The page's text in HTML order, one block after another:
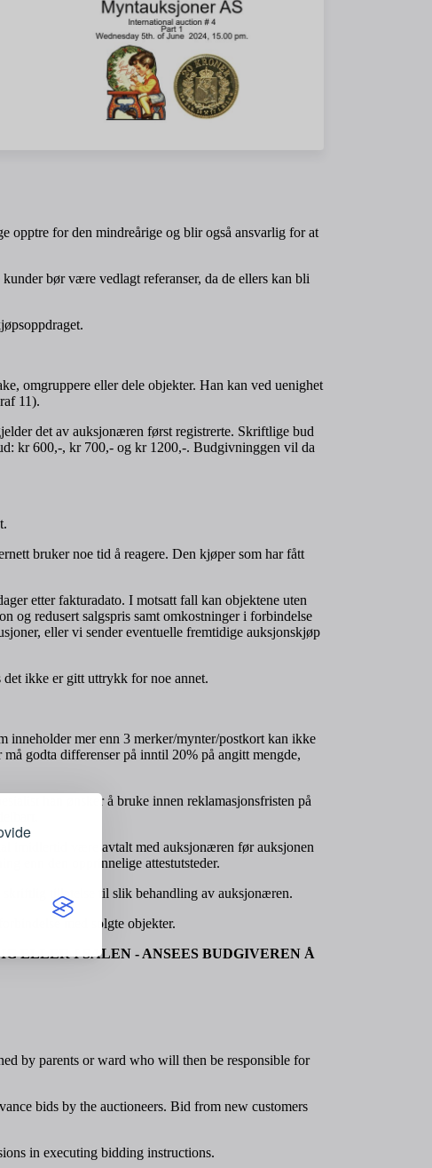
opptre for den mindreårige og blir også ansvarlig for at
bør være vedlagt referanser, da de ellers kan bli
omgruppere eller dele objekter. Han kan ved uenighet
11).
det av auksjonæren først registrerte. Skriftlige bud
kr 600,-, kr 700,- og kr 1200,-. Budgivninggen vil da
bruker noe tid å reagere. Den kjøper som har fått
etter fakturadato. I motsatt fall kan objektene uten
og redusert salgspris samt omkostninger i forbindelse
eller vi sender eventuelle fremtidige auksjonskjøp
ikke er gitt uttrykk for noe annet.
inneholder mer enn 3 merker/mynter/postkort kan ikke
godta differenser på inntil 20% på angitt mengde,
han ønsker å bruke innen reklamasjonsfristen på
imidlertid være avtalt med auksjonæren før auksjonen
enn den opprinnelige attestutsteder.
tillatelse til slik behandling av auksjonæren.
med solgte objekter.
ELLER I SALEN - ANSEES BUDGIVEREN Å
by parents or ward who will then be responsible for
bids by the auctioneers. Bid from new customers
in executing bidding instructions.